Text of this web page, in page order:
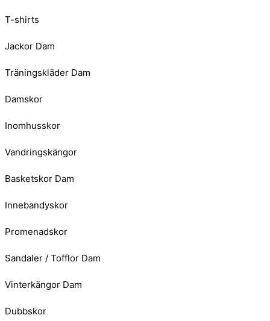
T-shirts
Jackor Dam
Träningskläder Dam
Damskor
Inomhusskor
Vandringskängor
Basketskor Dam
Innebandyskor
Promenadskor
Sandaler / Tofflor Dam
Vinterkängor Dam
Dubbskor